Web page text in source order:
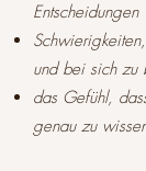
Entscheidungen
und bei sich zu
das Gefühl,
genau zu